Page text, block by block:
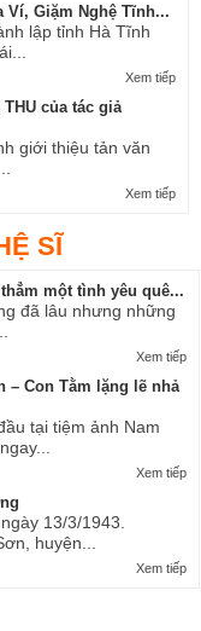
Ví, Giặm Nghệ Tĩnh...
lập tỉnh Hà Tĩnh
Xem tiếp
THU của tác giả
giới thiệu tản văn
Xem tiếp
SĨ
một tình yêu quê...
đã lâu nhưng những
Xem tiếp
– Con Tằm lặng lẽ nhả
tại tiệm ảnh Nam
Xem tiếp
13/3/1943.
huyện...
Xem tiếp